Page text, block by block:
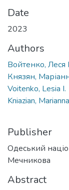
Date
2023
Authors
Войтенко, Леся
Князян,
Voitenko, Lesia I.
Kniazian,
Publisher
Одеський
Мечникова
Abstract